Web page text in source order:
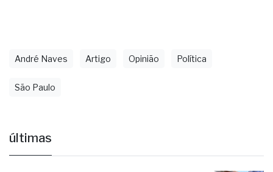
André Naves Artigo Opinião Política
São Paulo
últimas